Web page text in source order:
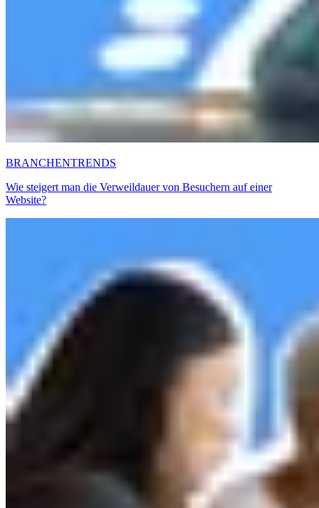
BRANCHENTRENDS
Wie steigert man die Verweildauer von Besuchern auf einer
Website?